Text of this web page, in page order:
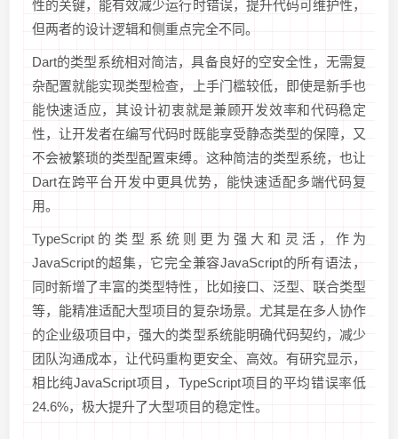
性的关键，能有效减少运行时错误，提升代码可维护性，
但两者的设计逻辑和侧重点完全不同。
Dart的类型系统相对简洁，具备良好的空安全性，无需复
杂配置就能实现类型检查，上手门槛较低，即使是新手也
能快速适应，其设计初衷就是兼顾开发效率和代码稳定
性，让开发者在编写代码时既能享受静态类型的保障，又
不会被繁琐的类型配置束缚。这种简洁的类型系统，也让
Dart在跨平台开发中更具优势，能快速适配多端代码复
用。
TypeScript的类型系统则更为强大和灵活，作为
JavaScript的超集，它完全兼容JavaScript的所有语法，
同时新增了丰富的类型特性，比如接口、泛型、联合类型
等，能精准适配大型项目的复杂场景。尤其是在多人协作
的企业级项目中，强大的类型系统能明确代码契约，减少
团队沟通成本，让代码重构更安全、高效。有研究显示，
相比纯JavaScript项目，TypeScript项目的平均错误率低
24.6%，极大提升了大型项目的稳定性。